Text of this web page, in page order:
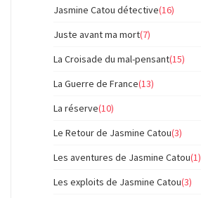
Jasmine Catou détective(16)
Juste avant ma mort(7)
La Croisade du mal-pensant(15)
La Guerre de France(13)
La réserve(10)
Le Retour de Jasmine Catou(3)
Les aventures de Jasmine Catou(1)
Les exploits de Jasmine Catou(3)